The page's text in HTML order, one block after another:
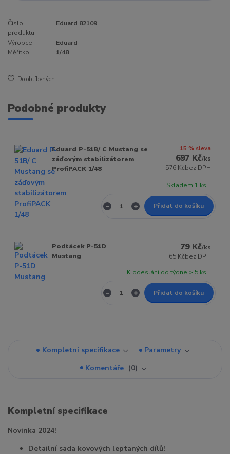
Číslo
produktu:
Eduard 82109
Výrobce:
Eduard
Měřítko:
1/48
Do oblíbených
Podobné produkty
Eduard P-51B/ C Mustang se
záďovým stabilizátorem
ProfiPACK 1/48
15 % sleva
697 Kč/ks
576 Kčbez DPH
Skladem 1 ks
Přidat do košíku
Podtácek P-51D
Mustang
79 Kč/ks
65 Kčbez DPH
K odeslání do týdne > 5 ks
Přidat do košíku
Kompletní specifikace
Parametry
Komentáře
0
Kompletní specifikace
Novinka 2024!
Detailní sada kovových leptaných dílů!